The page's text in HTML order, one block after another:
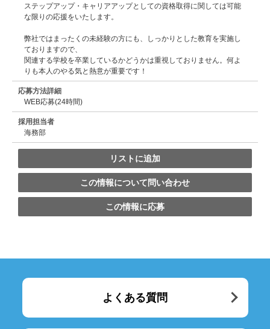
ステップアップ・キャリアアップとしての資格取得に関しては可能
な限りの応援をいたします。
弊社ではまったくの未経験の方にも、しっかりとした教育を実施し
ておりますので、
関連する学校を卒業しているかどうかは重視しておりません。何よ
りも本人のやる気と熱意が重要です！
応募方法詳細
WEB応募(24時間)
採用担当者
海務部
リストに追加
この情報について問い合わせ
この情報に応募
よくある質問